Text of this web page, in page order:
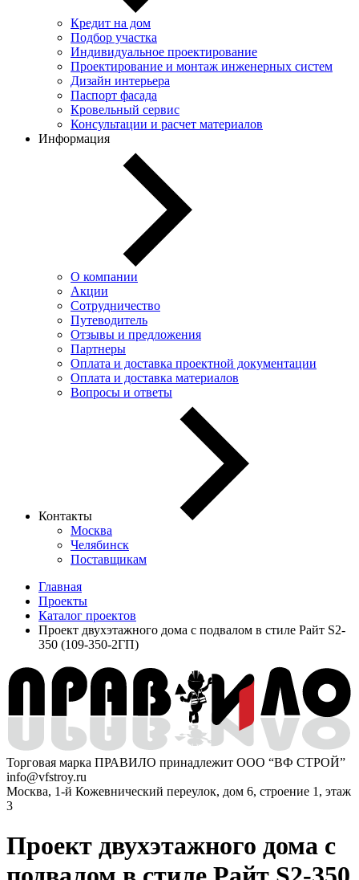
Кредит на дом
Подбор участка
Индивидуальное проектирование
Проектирование и монтаж инженерных систем
Дизайн интерьера
Паспорт фасада
Кровельный сервис
Консультации и расчет материалов
Информация
О компании
Акции
Сотрудничество
Путеводитель
Отзывы и предложения
Партнеры
Оплата и доставка проектной документации
Оплата и доставка материалов
Вопросы и ответы
Контакты
Москва
Челябинск
Поставщикам
Главная
Проекты
Каталог проектов
Проект двухэтажного дома с подвалом в стиле Райт S2-
350 (109-350-2ГП)
Торговая марка ПРАВИЛО принадлежит ООО “ВФ СТРОЙ”
info@vfstroy.ru
Москва, 1-й Кожевнический переулок, дом 6, строение 1, этаж
3
Проект двухэтажного дома с